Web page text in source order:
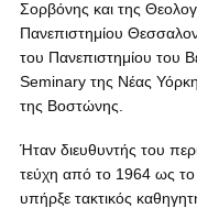
Σορβόνης και της
Πανεπιστημίου
του Πανεπιστημίου του
Seminary της Νέας
της Βοστώνης.
Ήταν διευθυντής του
τεύχη από το 1964 ως
υπήρξε τακτικός